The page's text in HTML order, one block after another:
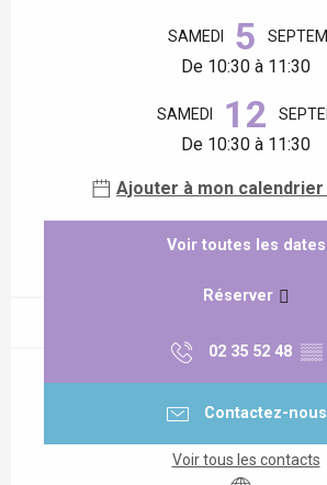
SAMEDI 5
De 10:30 à 11:30
SAMEDI 12
De 10:30 à 11:30
Ajouter à mon calendrier
Voir toutes les dates
Réserver
02 35 52 48 ▒▒
Contactez-nous
Voir tous les contacts